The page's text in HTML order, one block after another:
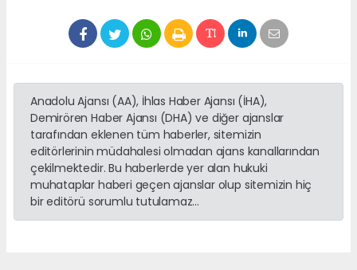
Anadolu Ajansı (AA), İhlas Haber Ajansı (İHA),
Demirören Haber Ajansı (DHA) ve diğer ajanslar
tarafından eklenen tüm haberler, sitemizin
editörlerinin müdahalesi olmadan ajans kanallarından
çekilmektedir. Bu haberlerde yer alan hukuki
muhataplar haberi geçen ajanslar olup sitemizin hiç
bir editörü sorumlu tutulamaz...